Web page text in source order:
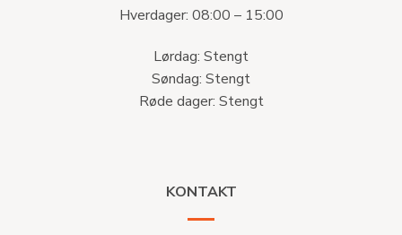
Hverdager: 08:00 – 15:00
Lørdag: Stengt
Søndag: Stengt
Røde dager: Stengt
KONTAKT